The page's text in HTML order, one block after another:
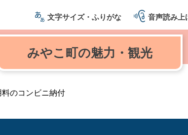
文字サイズ・ふりがな 音声読み上
みやこ町の魅力・観光
のコンビニ納付